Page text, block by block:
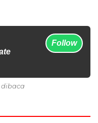
Follow
dibaca